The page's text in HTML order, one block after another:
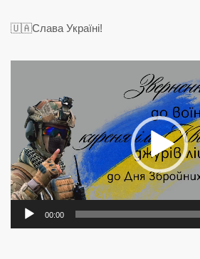
🇺🇦Слава Україні!
Відеопрогравач
00:00